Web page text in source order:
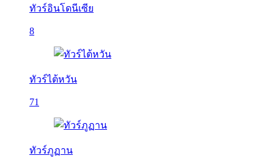
ทัวร์อินโดนีเซีย
8
ทัวร์ไต้หวัน
71
ทัวร์ภูฏาน